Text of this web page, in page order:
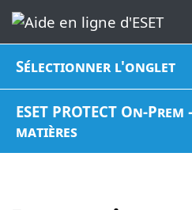
Sélectionner l'onglet
ESET PROTECT On-
matières